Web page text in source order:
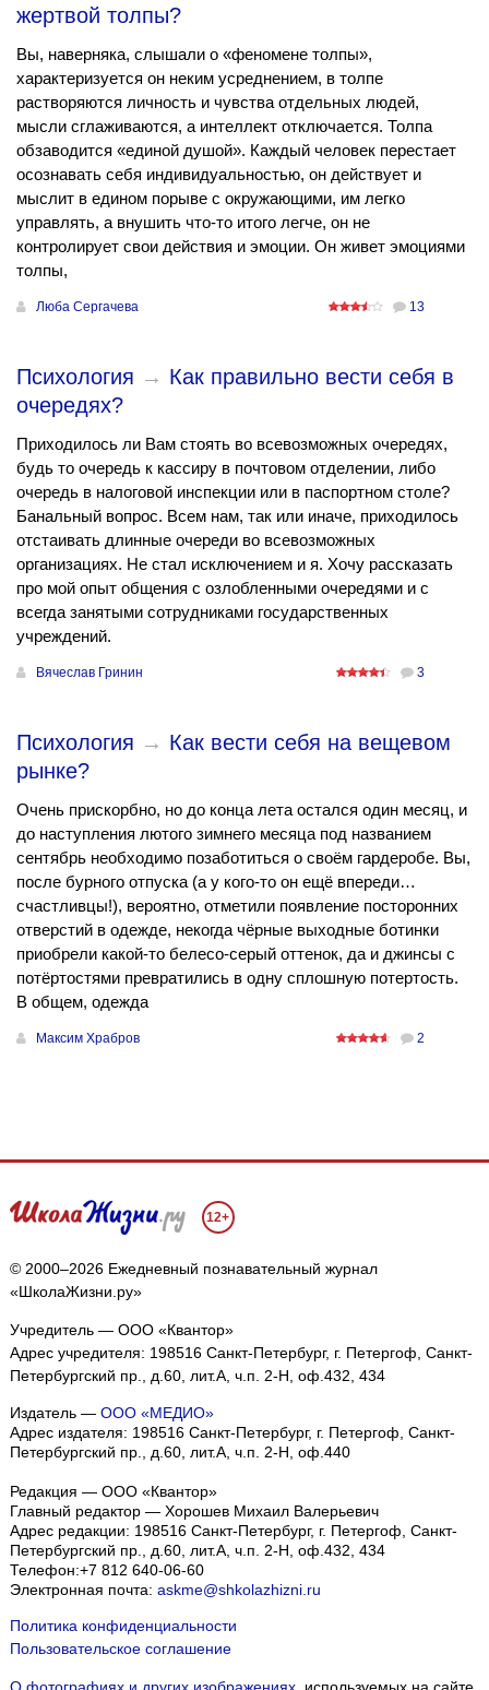
жертвой толпы?
Вы, наверняка, слышали о «феномене толпы»,
характеризуется он неким усреднением, в толпе
растворяются личность и чувства отдельных людей,
мысли сглаживаются, а интеллект отключается. Толпа
обзаводится «единой душой». Каждый человек перестает
осознавать себя индивидуальностью, он действует и
мыслит в едином порыве с окружающими, им легко
управлять, а внушить что-то итого легче, он не
контролирует свои действия и эмоции. Он живет эмоциями
толпы,
Люба Сергачева 13
Психология → Как правильно вести себя в
очередях?
Приходилось ли Вам стоять во всевозможных очередях,
будь то очередь к кассиру в почтовом отделении, либо
очередь в налоговой инспекции или в паспортном столе?
Банальный вопрос. Всем нам, так или иначе, приходилось
отстаивать длинные очереди во всевозможных
организациях. Не стал исключением и я. Хочу рассказать
про мой опыт общения с озлобленными очередями и с
всегда занятыми сотрудниками государственных
учреждений.
Вячеслав Гринин 3
Психология → Как вести себя на вещевом
рынке?
Очень прискорбно, но до конца лета остался один месяц, и
до наступления лютого зимнего месяца под названием
сентябрь необходимо позаботиться о своём гардеробе. Вы,
после бурного отпуска (а у кого-то он ещё впереди…
счастливцы!), вероятно, отметили появление посторонних
отверстий в одежде, некогда чёрные выходные ботинки
приобрели какой-то белесо-серый оттенок, да и джинсы с
потёртостями превратились в одну сплошную потертость.
В общем, одежда
Максим Храбров 2
12+
© 2000–2026 Ежедневный познавательный журнал
«ШколаЖизни.ру»
Учредитель — ООО «Квантор»
Адрес учредителя: 198516 Санкт-Петербург, г. Петергоф, Санкт-
Петербургский пр., д.60, лит.А, ч.п. 2-Н, оф.432, 434
Издатель — ООО «МЕДИО»
Адрес издателя: 198516 Санкт-Петербург, г. Петергоф, Санкт-
Петербургский пр., д.60, лит.А, ч.п. 2-Н, оф.440
Редакция — ООО «Квантор»
Главный редактор — Хорошев Михаил Валерьевич
Адрес редакции: 198516 Санкт-Петербург, г. Петергоф Санкт-
Петербургский пр., д.60, лит.А, ч.п. 2-Н, оф.432, 434
Телефон:+7 812 640-06-60
Электронная почта: askme@shkolazhizni.ru
Политика конфиденциальности
Пользовательское соглашение
О фотографиях и других изображениях, используемых на сайте.